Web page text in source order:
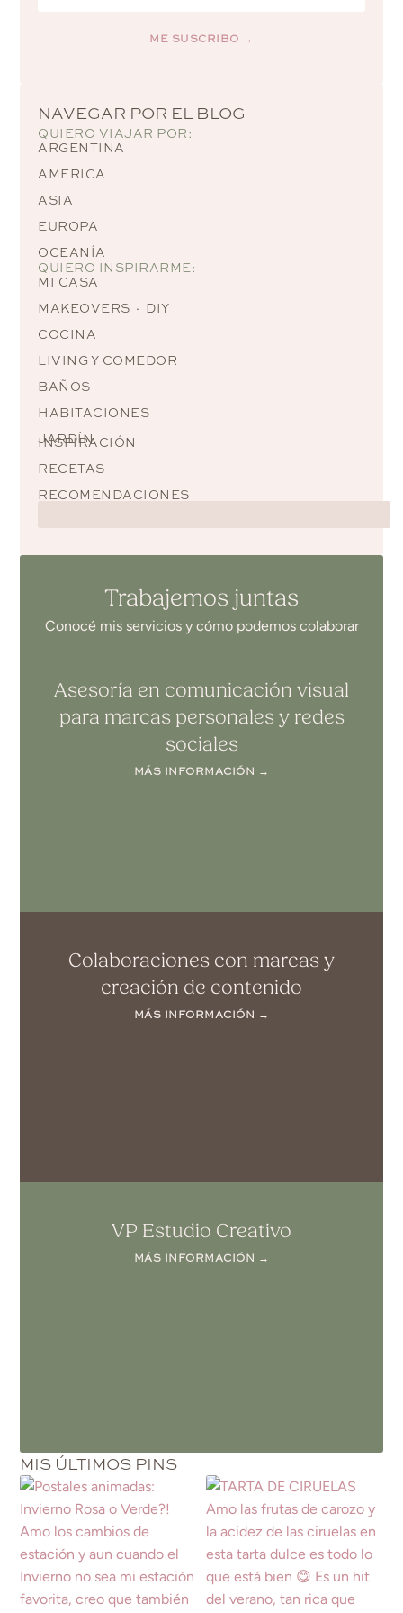
ME SUSCRIBO →
NAVEGAR POR EL BLOG
QUIERO VIAJAR POR:
ARGENTINA
AMERICA
ASIA
EUROPA
OCEANÍA
QUIERO INSPIRARME:
MI CASA
MAKEOVERS · DIY
COCINA
LIVING Y COMEDOR
BAÑOS
HABITACIONES
JARDÍN
INSPIRACIÓN
RECETAS
RECOMENDACIONES
Trabajemos juntas
Conocé mis servicios y cómo podemos colaborar
Asesoría en comunicación visual
para marcas personales y redes
sociales
MÁS INFORMACIÓN →
Colaboraciones con marcas y
creación de contenido
MÁS INFORMACIÓN →
VP Estudio Creativo
MÁS INFORMACIÓN →
MIS ÚLTIMOS PINS